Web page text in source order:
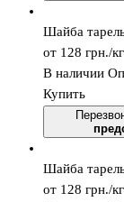
Шайба
от 128 грн./кг
В наличии
Купить
Шайба
от 128 грн./кг